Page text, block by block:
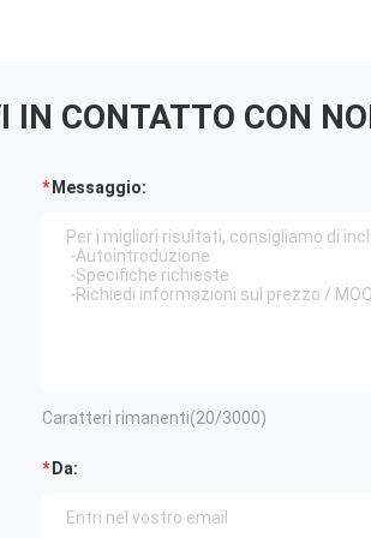
IN ​​CONTATTO CON
Messaggio:
Caratteri rimanenti(20/3000)
Da: